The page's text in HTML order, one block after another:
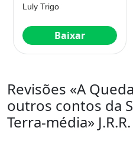
astrocontos
Luly Trigo
Baixar
Revisões «A
outros contos da
Terra-média»